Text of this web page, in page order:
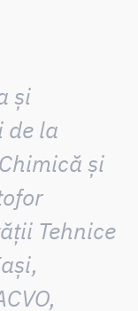
și
de la
și
Tehnice